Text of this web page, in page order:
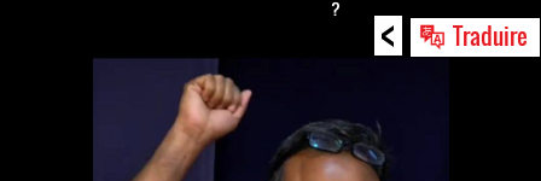
< Traduire
?